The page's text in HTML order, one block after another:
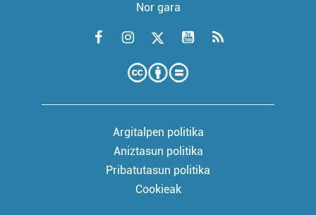
Nor gara
Argitalpen politika
Aniztasun politika
Pribatutasun politika
Cookieak